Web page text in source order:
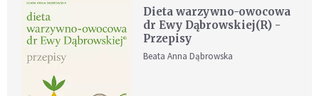
Dieta warzywno-owocowa
dr Ewy Dąbrowskiej(R) -
Przepisy
Beata Anna Dąbrowska